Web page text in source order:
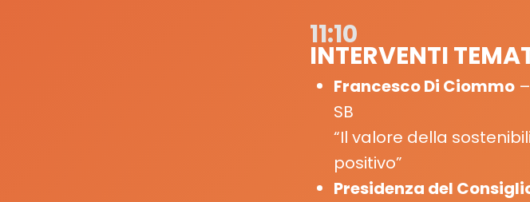
11:10
INTERVENTI
Francesco Di Ciommo–
SB
“Il valore della
positivo”
Presidenza del